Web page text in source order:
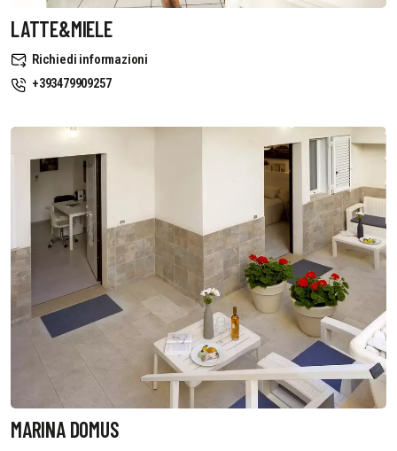
LATTE&MIELE
Richiedi informazioni
+393479909257
MARINA DOMUS